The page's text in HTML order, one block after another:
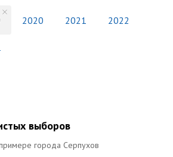
2020 2021 2022
выборов
города Серпухов